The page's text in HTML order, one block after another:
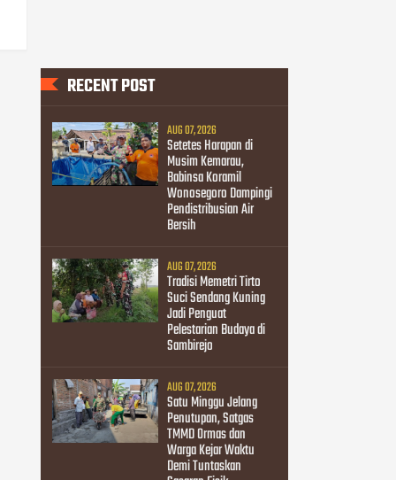
RECENT POST
AUG 07, 2026
Setetes Harapan di
Musim Kemarau,
Babinsa Koramil
Wonosegoro Dampingi
Pendistribusian Air
Bersih
AUG 07, 2026
Tradisi Memetri Tirto
Suci Sendang Kuning
Jadi Penguat
Pelestarian Budaya di
Sambirejo
AUG 07, 2026
Satu Minggu Jelang
Penutupan, Satgas
TMMD Ormas dan
Warga Kejar Waktu
Demi Tuntaskan